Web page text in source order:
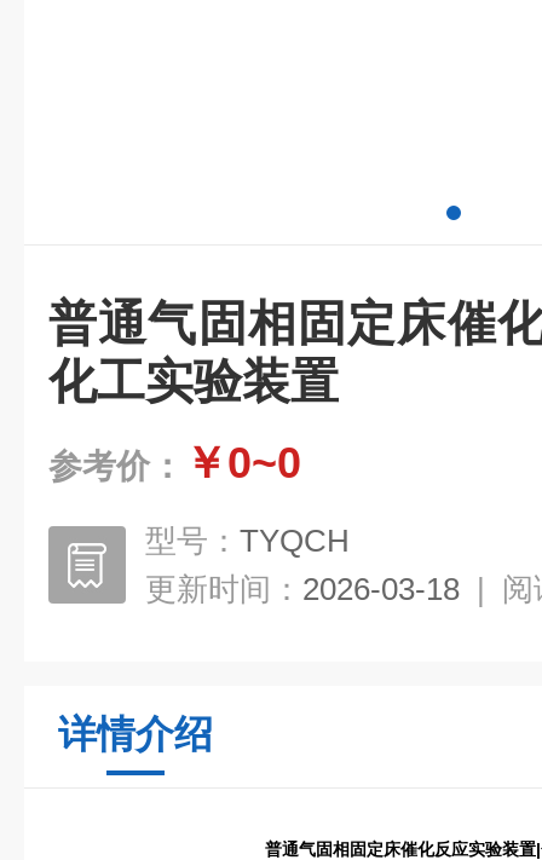
普通气固相固定床催
化工实验装置
参考价： ￥0~0
型号： TYQCH
更新时间： 2026-03-18 | 阅
详情介绍
普通气固相固定床催化反应实验装置